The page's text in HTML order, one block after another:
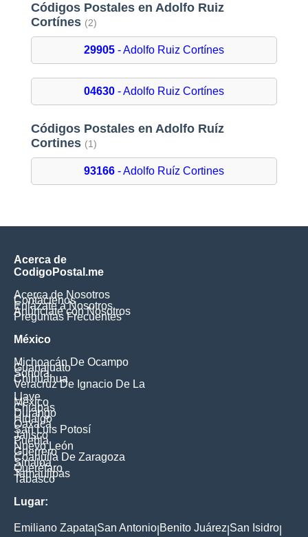
Códigos Postales en Adolfo Ruiz
Cortínes (2)
29905- Adolfo Ruiz Cortínes
04630- Adolfo Ruiz Cortínes
Códigos Postales en Adolfo Ruíz
Cortines (1)
93166- Adolfo Ruíz Cortines
Acerca de
CodigoPostal.me
Acerca de Nosotros
Contáctenos
Enlázate a Nosotros
Anúnciate con Nosotros
Preguntas Frecuentes
México
Michoacán De Ocampo
Guanajuato
Sonora
Chihuahua
Veracruz De Ignacio De La
Llave
México
Chiapas
Durango
Hidalgo
Oaxaca
San Luis Potosí
Jalisco
Puebla
Nuevo León
Guerrero
Coahuila De Zaragoza
Sinaloa
Querétaro
Tamaulipas
Tabasco
Lugar:
Emiliano Zapata San Antonio Benito Juárez San Isidro